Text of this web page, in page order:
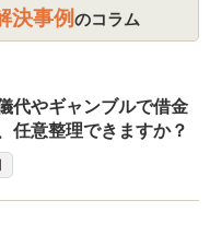
決事例のコラム
代やギャンブルで借金
任意整理できますか？